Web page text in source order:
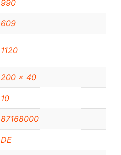
990
609
1120
200 x 40
10
87168000
DE